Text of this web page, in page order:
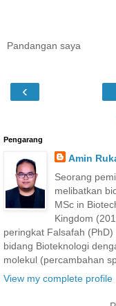
Pandangan saya
‹
Pengarang
Amin
Seorang
melibatkan
MSc in
Kingdom
peringkat Falsafah
bidang Bioteknologi
molekul (percambahan
View my complete profile